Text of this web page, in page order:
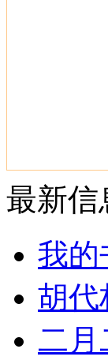
最新信
我的
胡代
二月